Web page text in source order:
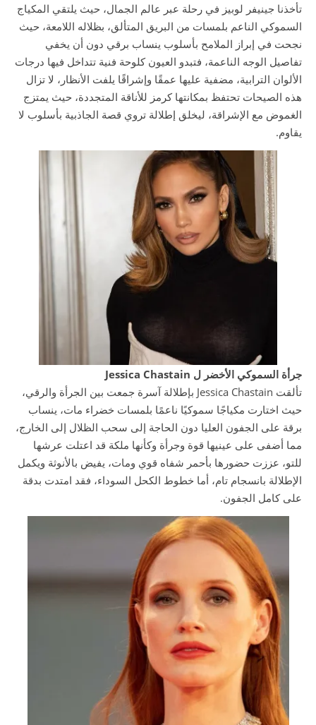
تأخذنا جينيفر لوبيز في رحلة عبر عالم الجمال، حيث يلتقي المكياج
السموكي الناعم بلمسات من البريق المتألق، بظلاله اللامعة، حيث
نجحت في إبراز الملامح بأسلوب ينساب برقي دون أن يخفي
تفاصيل الوجه الناعمة، فتبدو العيون كلوحة فنية تتداخل فيها درجات
الألوان الترابية، مضفية عليها عمقًا وإشراقًا يلفت الأنظار، لا تزال
هذه الصيحات تحتفظ بمكانتها كرمز للأناقة المتجددة، حيث يمتزج
الغموض مع الإشراقة، ليخلق إطلالة تروي قصة الجاذبية بأسلوب لا
يقاوم.
جرأة السموكي الأخضر ل Jessica Chastain
تألقت Jessica Chastain بإطلالة آسرة جمعت بين الجرأة والرقي،
حيث اختارت مكياجًا سموكيًا ناعمًا بلمسات خضراء مات، ينساب
برقة على الجفون العليا دون الحاجة إلى سحب الظلال إلى الخارج،
مما أضفى على عينيها قوة وجرأة وكأنها ملكة قد اعتلت عرشها
للتو، عززت حضورها بأحمر شفاه قوي ومات، يفيض بالأنوثة ويكمل
الإطلالة بانسجام تام، أما خطوط الكحل السوداء، فقد امتدت بدقة
على كامل الجفون.